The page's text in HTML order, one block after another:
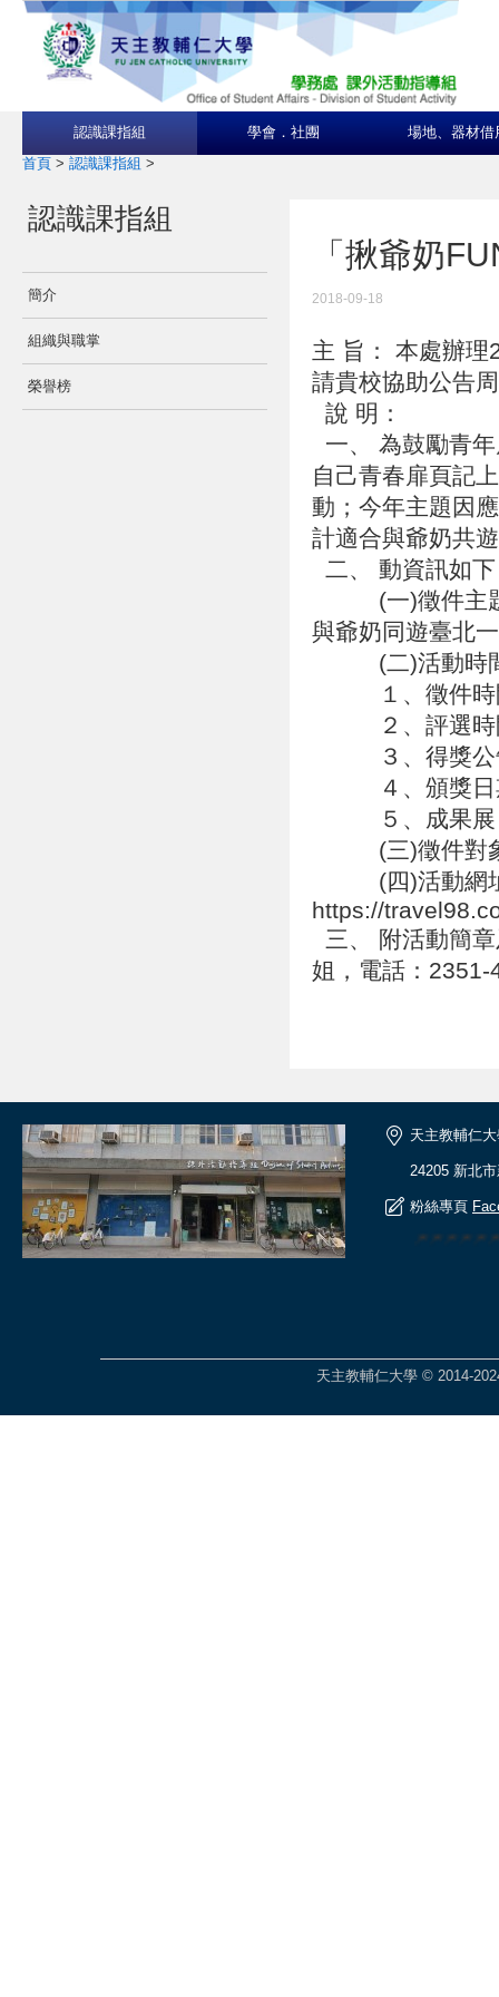
認識課指組 學會．社團 場地、器材借
首頁 > 認識課指組 >
認識課指組
簡介
組織與職掌
榮譽榜
「揪爺奶
2018-09-18
主 旨： 本處辦理
請貴校協助公告
說 明：
一、 為鼓勵青
自己青春扉頁記
動；今年主題因
計適合與爺奶共
二、 動資訊如
(一)徵件主題
與爺奶同遊臺北
(二)活動時
１、徵件時間
２、評選時間
３、得獎公告
４、頒獎日期
５、成果展：
(三)徵件對象
(四)活動網
https://
三、 附活動簡
姐，電話：
天主教輔仁
24205 新北
粉絲專頁
天主教輔仁大學 © 2014-